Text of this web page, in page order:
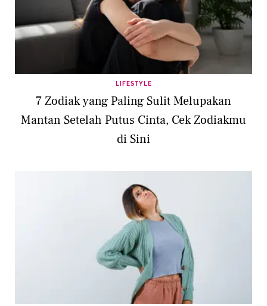
LIFESTYLE
7 Zodiak yang Paling Sulit Melupakan
Mantan Setelah Putus Cinta, Cek Zodiakmu
di Sini